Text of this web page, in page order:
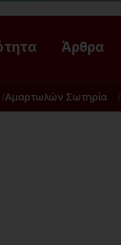
Άρθρα
Αμαρτωλών Σωτηρία